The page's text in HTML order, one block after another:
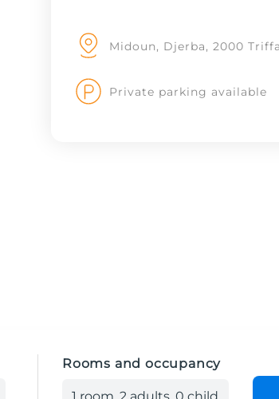
Midoun, Djerba, 2000
Private parking available
Rooms and occupancy